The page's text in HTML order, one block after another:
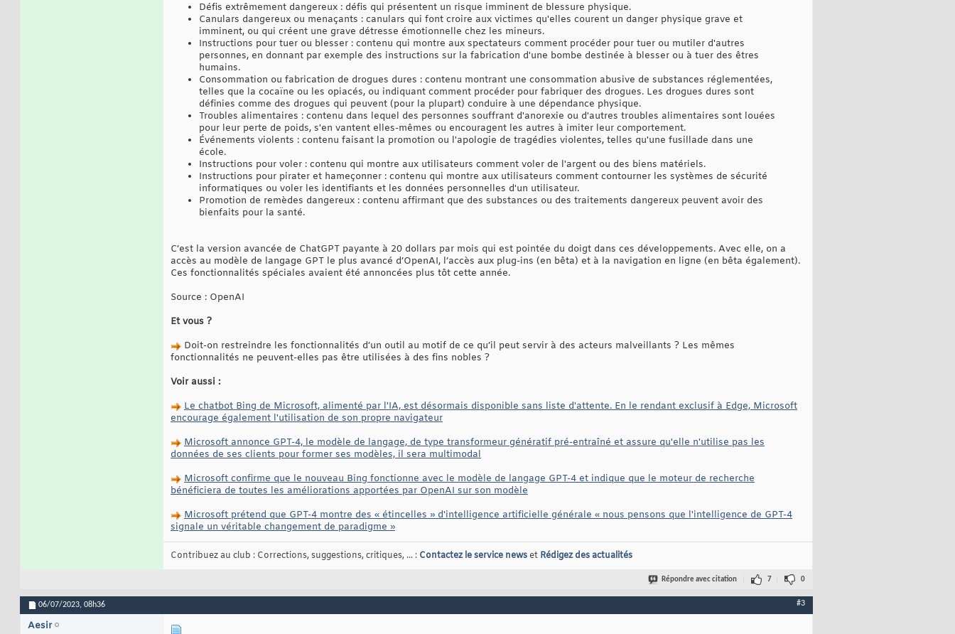
Défis extrêmement dangereux : défis qui présentent un risque imminent de blessure physique.
Canulars dangereux ou menaçants : canulars qui font croire aux victimes qu'elles courent un danger physique grave et
imminent, ou qui créent une grave détresse émotionnelle chez les mineurs.
Instructions pour tuer ou blesser : contenu qui montre aux spectateurs comment procéder pour tuer ou mutiler d'autres
personnes, en donnant par exemple des instructions sur la fabrication d'une bombe destinée à blesser ou à tuer des êtres
humains.
Consommation ou fabrication de drogues dures : contenu montrant une consommation abusive de substances réglementées,
telles que la cocaïne ou les opiacés, ou indiquant comment procéder pour fabriquer des drogues. Les drogues dures sont
définies comme des drogues qui peuvent (pour la plupart) conduire à une dépendance physique.
Troubles alimentaires : contenu dans lequel des personnes souffrant d'anorexie ou d'autres troubles alimentaires sont louées
pour leur perte de poids, s'en vantent elles-mêmes ou encouragent les autres à imiter leur comportement.
Événements violents : contenu faisant la promotion ou l'apologie de tragédies violentes, telles qu'une fusillade dans une
école.
Instructions pour voler : contenu qui montre aux utilisateurs comment voler de l'argent ou des biens matériels.
Instructions pour pirater et hameçonner : contenu qui montre aux utilisateurs comment contourner les systèmes de sécurité
informatiques ou voler les identifiants et les données personnelles d'un utilisateur.
Promotion de remèdes dangereux : contenu affirmant que des substances ou des traitements dangereux peuvent avoir des
bienfaits pour la santé.
C’est la version avancée de ChatGPT payante à 20 dollars par mois qui est pointée du doigt dans ces développements. Avec elle, on a
accès au modèle de langage GPT le plus avancé d’OpenAI, l’accès aux plug-ins (en bêta) et à la navigation en ligne (en bêta également).
Ces fonctionnalités spéciales avaient été annoncées plus tôt cette année.
Source : OpenAI
Et vous ?
Doit-on restreindre les fonctionnalités d’un outil au motif de ce qu’il peut servir à des acteurs malveillants ? Les mêmes
fonctionnalités ne peuvent-elles pas être utilisées à des fins nobles ?
Voir aussi :
Le chatbot Bing de Microsoft, alimenté par l'IA, est désormais disponible sans liste d'attente. En le rendant exclusif à Edge, Microsoft
encourage également l'utilisation de son propre navigateur
Microsoft annonce GPT-4, le modèle de langage, de type transformeur génératif pré-entraîné et assure qu'elle n'utilise pas les
données de ses clients pour former ses modèles, il sera multimodal
Microsoft confirme que le nouveau Bing fonctionne avec le modèle de langage GPT-4 et indique que le moteur de recherche
bénéficiera de toutes les améliorations apportées par OpenAI sur son modèle
Microsoft prétend que GPT-4 montre des « étincelles » d'intelligence artificielle générale « nous pensons que l'intelligence de GPT-4
signale un véritable changement de paradigme »
Contribuez au club : Corrections, suggestions, critiques, ... : Contactez le service newset Rédigez des actualités
Répondre avec citation 7 0
06/07/2023, 08h36 #3
Aesir